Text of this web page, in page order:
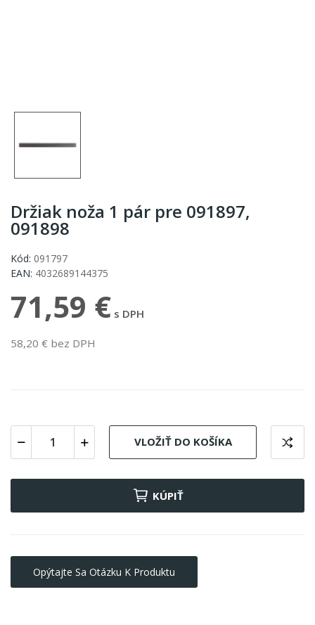
Držiak noža 1 pár pre 091897,
091898
Kód: 091797
EAN: 4032689144375
71,59 € s DPH
58,20 € bez DPH
VLOŽIŤ DO KOŠÍKA
KÚPIŤ
Opýtajte Sa Otázku K Produktu